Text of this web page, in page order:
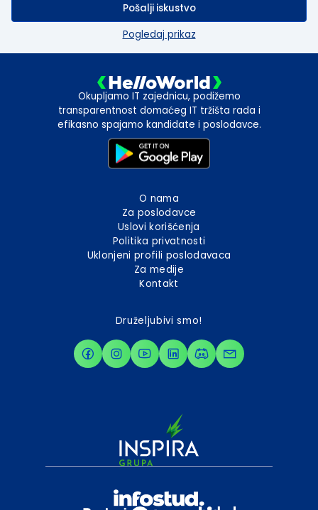
Pošalji iskustvo
Pogledaj prikaz
Okupljamo IT zajednicu, podižemo
transparentnost domaćeg IT tržišta rada i
efikasno spajamo kandidate i poslodavce.
O nama
Za poslodavce
Uslovi korišćenja
Politika privatnosti
Uklonjeni profili poslodavaca
Za medije
Kontakt
Druželjubivi smo!